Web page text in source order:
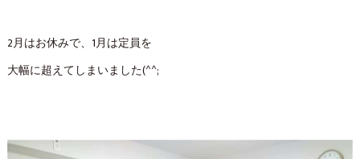
2月はお休みで、1月は定員を
大幅に超えてしまいました(^^;